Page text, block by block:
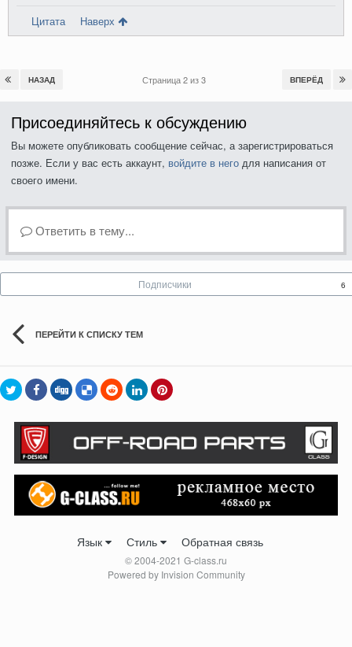
Цитата Наверх
НАЗАД ВПЕРЁД
Страница 2 из 3
Присоединяйтесь к обсуждению
Вы можете опубликовать сообщение сейчас, а зарегистрироваться
позже. Если у вас есть аккаунт, войдите в него для написания от
своего имени.
Ответить в тему...
Подписчики 6
ПЕРЕЙТИ К СПИСКУ ТЕМ
Язык Стиль Обратная связь
© 2004-2021 G-class.ru
Powered by Invision Community